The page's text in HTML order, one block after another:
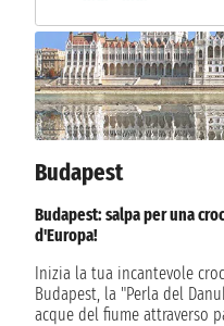
martedì 22
n.d. - n.d.
mercoledì 23
n.d. - n.d.
giovedì 24 settembre
n.d. - n.d.
sabato 26 settembre
Budapest
Budapest: salpa per una
d'Europa!
Inizia la tua incantevole
Budapest, la "Perla del
acque del fiume attraverso